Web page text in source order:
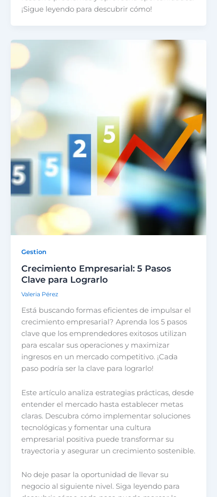
¡Sigue leyendo para descubrir cómo!
Gestion
Crecimiento Empresarial: 5 Pasos
Clave para Lograrlo
Valeria Pérez
Está buscando formas eficientes de impulsar el
crecimiento empresarial? Aprenda los 5 pasos
clave que los emprendedores exitosos utilizan
para escalar sus operaciones y maximizar
ingresos en un mercado competitivo. ¡Cada
paso podría ser la clave para lograrlo!
Este artículo analiza estrategias prácticas, desde
entender el mercado hasta establecer metas
claras. Descubra cómo implementar soluciones
tecnológicas y fomentar una cultura
empresarial positiva puede transformar su
trayectoria y asegurar un crecimiento sostenible.
No deje pasar la oportunidad de llevar su
negocio al siguiente nivel. Siga leyendo para